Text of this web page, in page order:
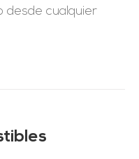
desde cualquier